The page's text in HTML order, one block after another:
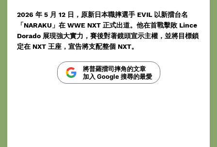
2026 年 5 月 12 日，原新日本職摔選手 EVIL 以新擂台名
「NARAKU」在 WWE NXT 正式出道。他在首戰擊敗 Lince
Dorado 展現強大實力，賽後對著鏡頭宣示主權，並將目標鎖
定在 NXT 王座，宣告將支配整個 NXT。
將普羅擂司摔角的文章
加入 Google 搜尋的最愛